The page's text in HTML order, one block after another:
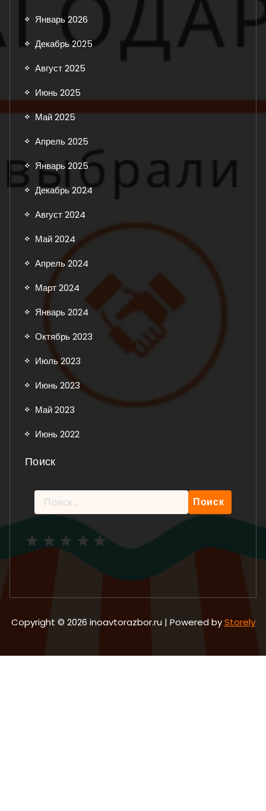
Январь 2026
Декабрь 2025
Август 2025
Июнь 2025
Май 2025
Апрель 2025
Январь 2025
Декабрь 2024
Август 2024
Май 2024
Апрель 2024
Март 2024
Январь 2024
Октябрь 2023
Июль 2023
Июнь 2023
Май 2023
Июнь 2022
Поиск
Найти:
Copyright © 2026 inoavtorazbor.ru | Powered byStorely